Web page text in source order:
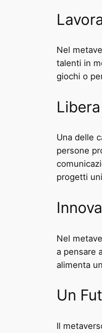
Nel
talenti in
giochi o
Una delle
persone
progetti
Nel
a pensare
alimenta
Un
Il